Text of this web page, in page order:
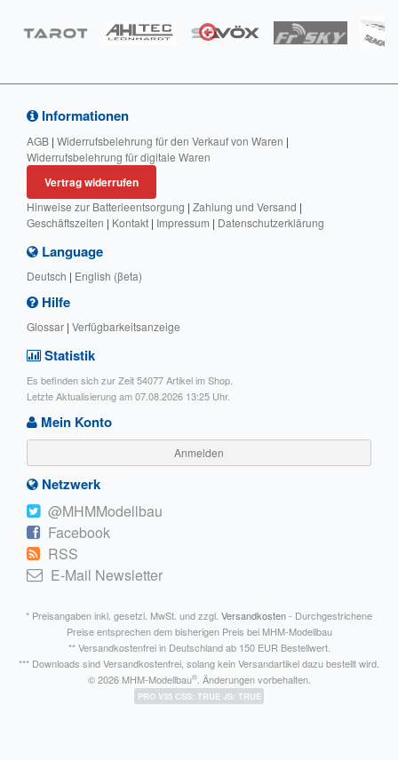
Informationen
AGB | Widerrufsbelehrung für den Verkauf von Waren |
Widerrufsbelehrung für digitale Waren
Vertrag widerrufen
Hinweise zur Batterieentsorgung | Zahlung und Versand |
Geschäftszeiten | Kontakt | Impressum | Datenschutzerklärung
Language
Deutsch | English (βeta)
Hilfe
Glossar | Verfügbarkeitsanzeige
Statistik
Es befinden sich zur Zeit 54077 Artikel im Shop.
Letzte Aktualisierung am 07.08.2026 13:25 Uhr.
Mein Konto
Anmelden
Netzwerk
@MHMModellbau
Facebook
RSS
E-Mail Newsletter
* Preisangaben inkl. gesetzl. MwSt. und zzgl. Versandkosten- Durchgestrichene
Preise entsprechen dem bisherigen Preis bei MHM-Modellbau
** Versandkostenfrei in Deutschland ab 150 EUR Bestellwert.
*** Downloads sind Versandkostenfrei, solang kein Versandartikel dazu bestellt wird.
© 2026 MHM-Modellbau®. Änderungen vorbehalten.
PRO V35 CSS: TRUE JS: TRUE